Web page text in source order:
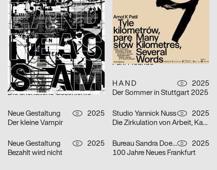
Der Liebhaber – Theater Basel
Michel Domeisen, Emily Horrolt, Hannah Klarer CH
2025
Dario Argento, Filmpodium Zürich
Lewin Harnisch
Eat The Filthy Rich
FLAG Aubry/Broquard CH
2025
CONFOEDERATIO
PARAT.cc
Fünf Freunde
Neue Gestaltung D
2025
Die unendliche Geschichte
H A N D D
2025
Der Sommer in Stuttgart 2025
Neue Gestaltung D
2025
Der kleine Vampir
Studio Yannick Nuss D
2025
Die Zirkulation von Arbeit, Kapital und Leben als Lieferkette – Alice Creischer & Andreas Siekmann
Neue Gestaltung D
2025
Bezahlt wird nicht
Bureau Sandra Doeller D
2025
100 Jahre Neues Frankfurt